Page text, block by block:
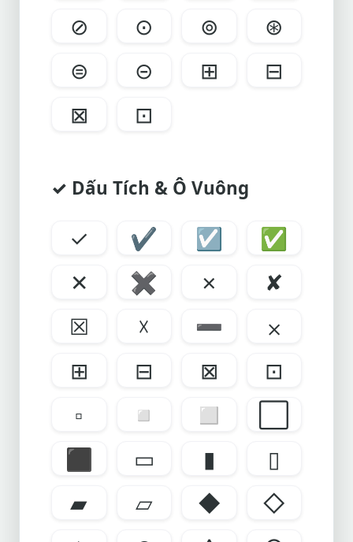
⊘
⊙ ⊚
⊛
⊜
⊝ ⊞
⊟
⊠
⊡
✓ Dấu Tích & Ô Vuông
✓ ✔ ☑
✅
✕
✖ ✗
✘
☒
☓ ➖
⨉
⊞
⊟ ⊠
⊡
▫
◽ ◻
⬛
▭ ▮
▯
▰
▱ ◆
◇